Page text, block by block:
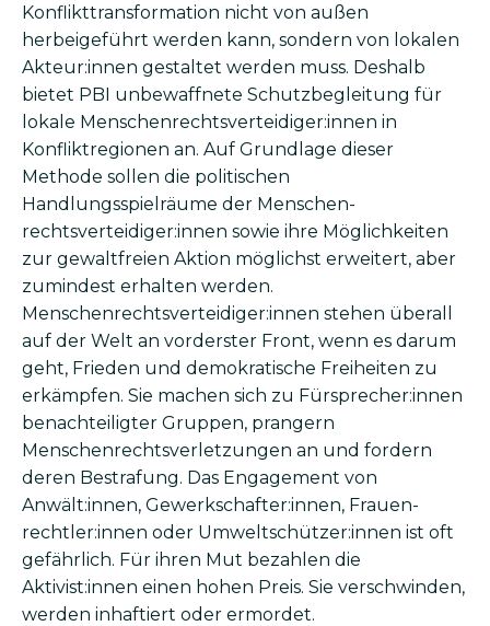
Konflikttransformation nicht von außen
herbeigeführt werden kann, sondern von lokalen
Akteur:innen gestaltet werden muss. Deshalb
bietet PBI unbewaffnete Schutzbegleitung für
lokale Menschen­rechtsverteidiger:innen in
Konfliktregionen an. Auf Grundlage dieser
Methode sollen die politischen
Handlungsspielräume der Menschen­
rechtsverteidiger:innen sowie ihre Möglichkeiten
zur gewaltfreien Aktion möglichst erweitert, aber
zumindest erhalten werden.
Menschenrechtsverteidiger:innen stehen überall
auf der Welt an vorderster Front, wenn es darum
geht, Frieden und demokratische Freiheiten zu
erkämpfen. Sie machen sich zu Fürsprecher:innen
benachteiligter Gruppen, prangern
Menschenrechtsverletzungen an und fordern
deren Bestrafung. Das Engagement von
Anwält:innen, Gewerkschafter:innen, Frauen­
rechtler:innen oder Umwelt­schützer:innen ist oft
gefährlich. Für ihren Mut bezahlen die
Aktivist:innen einen hohen Preis. Sie verschwinden,
werden inhaftiert oder ermordet.